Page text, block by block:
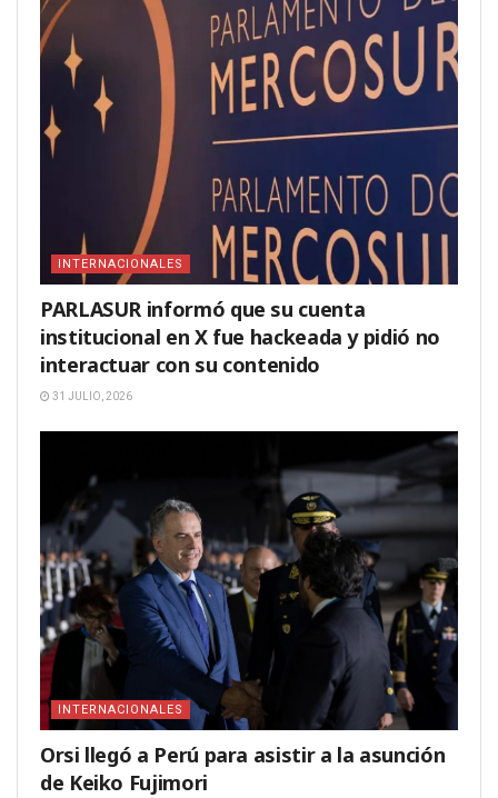
INTERNACIONALES
PARLASUR informó que su cuenta
institucional en X fue hackeada y pidió no
interactuar con su contenido
31 JULIO, 2026
INTERNACIONALES
Orsi llegó a Perú para asistir a la asunción
de Keiko Fujimori